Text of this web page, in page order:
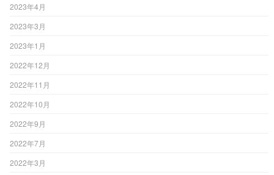
2023年4月
2023年3月
2023年1月
2022年12月
2022年11月
2022年10月
2022年9月
2022年7月
2022年3月